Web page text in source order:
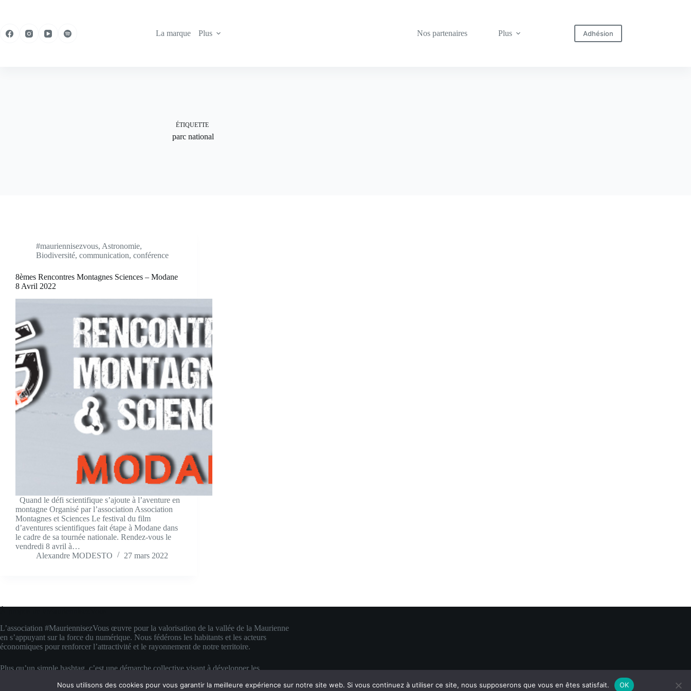
La marque
Plus Nos partenaires Plus Adhésion
ÉTIQUETTE
parc national
#mauriennisezvous, Astronomie,
Biodiversité, communication, conférence
8èmes Rencontres Montagnes Sciences – Modane
8 Avril 2022
Quand le défi scientifique s’ajoute à l’aventure en
montagne Organisé par l’association Association
Montagnes et Sciences Le festival du film
d’aventures scientifiques fait étape à Modane dans
le cadre de sa tournée nationale. Rendez-vous le
vendredi 8 avril à…
Alexandre MODESTO
27 mars 2022
L’association #MauriennisezVous œuvre pour la valorisation de la vallée de la Maurienne
en s’appuyant sur la force du numérique. Nous fédérons les habitants et les acteurs
économiques pour renforcer l’attractivité et le rayonnement de notre territoire.
Plus qu’un simple hashtag, c’est une démarche collective visant à développer les
concrète pour faire rayonner la Maurienne bien au-delà de ses montagnes.
Nous utilisons des cookies pour vous garantir la meilleure expérience sur notre site web. Si vous continuez à utiliser ce site, nous supposerons que vous en êtes satisfait. OK